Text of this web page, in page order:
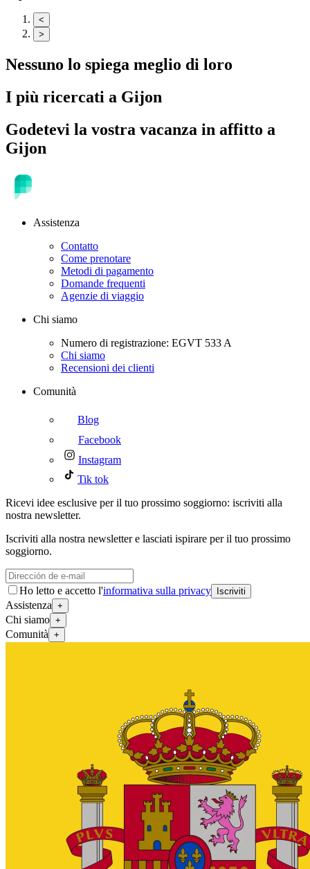
<
>
Nessuno lo spiega meglio di loro
I più ricercati a Gijon
Godetevi la vostra vacanza in affitto a
Gijon
Assistenza
Contatto
Come prenotare
Metodi di pagamento
Domande frequenti
Agenzie di viaggio
Chi siamo
Numero di registrazione: EGVT 533 A
Chi siamo
Recensioni dei clienti
Comunità
Blog
Facebook
Instagram
Tik tok
Ricevi idee esclusive per il tuo prossimo soggiorno: iscriviti alla
nostra newsletter.
Iscriviti alla nostra newsletter e lasciati ispirare per il tuo prossimo
soggiorno.
Ho letto e accetto l'informativa sulla privacy Iscriviti
Assistenza +
Chi siamo +
Comunità +